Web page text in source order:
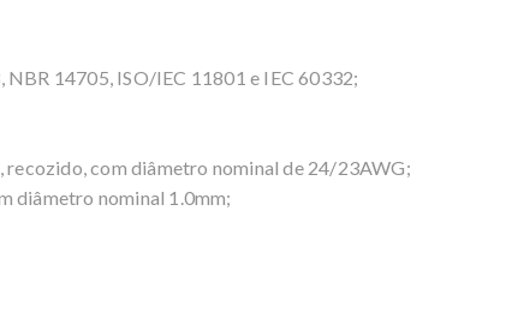
14705, ISO/IEC 11801 e IEC 60332;
com diâmetro nominal de 24/23AWG;
diâmetro nominal 1.0mm;